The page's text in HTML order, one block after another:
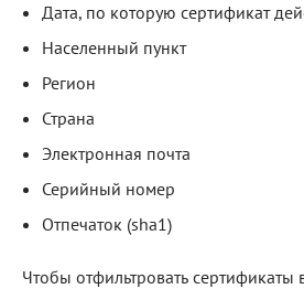
Дата, по которую сертификат
Населенный пункт
Регион
Страна
Электронная почта
Серийный номер
Отпечаток (sha1)
Чтобы отфильтровать сертификаты